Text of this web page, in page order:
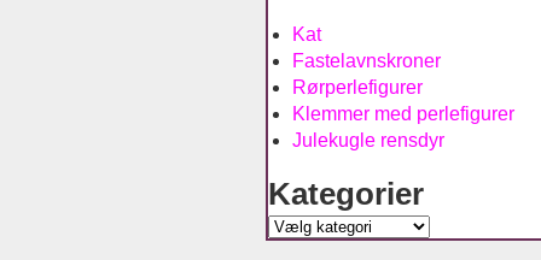
Kat
Fastelavnskroner
Rørperlefigurer
Klemmer med perlefigurer
Julekugle rensdyr
Kategorier
Kategorier